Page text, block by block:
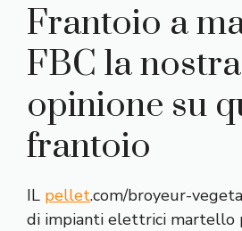
Frantoio a
FBC la nostra
opinione su
frantoio
IL pellet.com/broyeur-
di impianti elettrici martello